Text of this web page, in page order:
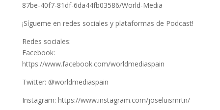
87be-40f7-81df-6da44fb03586/World-Media
¡Sígueme en redes sociales y plataformas de Podcast!
Redes sociales:
Facebook:
https://www.facebook.com/worldmediaspain
Twitter: @worldmediaspain
Instagram: https://www.instagram.com/joseluismrtn/